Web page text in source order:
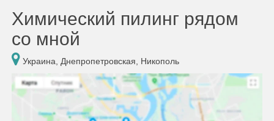
Химический пилинг рядом
со мной
Украина, Днепропетровская, Никополь